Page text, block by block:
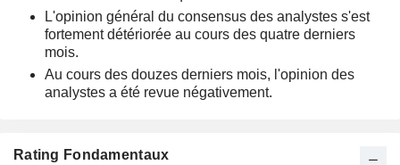
L'opinion général du consensus des analystes s'est
fortement détériorée au cours des quatre derniers
mois.
Au cours des douzes derniers mois, l'opinion des
analystes a été revue négativement.
Rating Fondamentaux